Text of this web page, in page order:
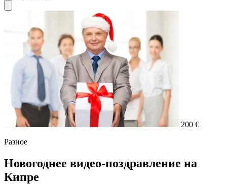
200 €
Разное
Новогоднее видео-поздравление на
Кипре